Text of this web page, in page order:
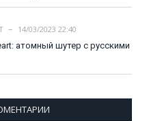
14/03/2023 22:40
атомный шутер с русскими